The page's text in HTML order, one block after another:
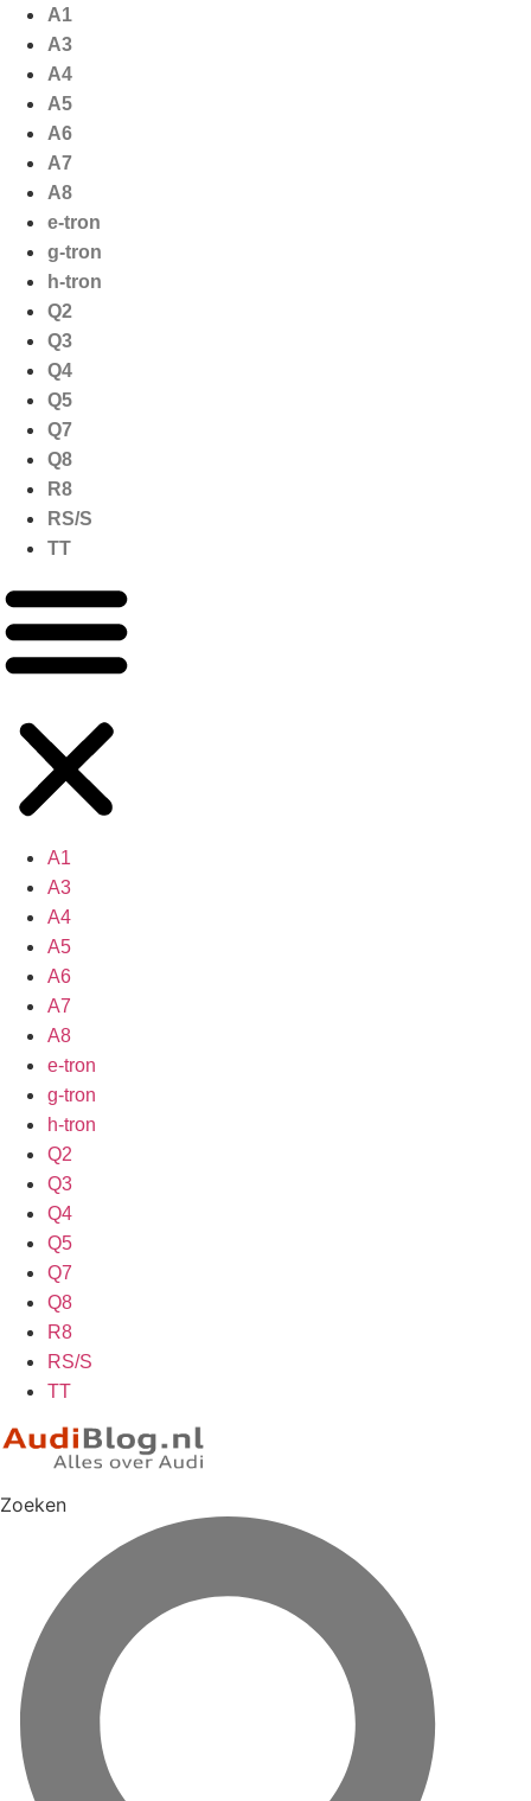
naar
inhoud
A1
A3
A4
A5
A6
A7
A8
e-tron
g-tron
h-tron
Q2
Q3
Q4
Q5
Q7
Q8
R8
RS/S
TT
A1
A3
A4
A5
A6
A7
A8
e-tron
g-tron
h-tron
Q2
Q3
Q4
Q5
Q7
Q8
R8
RS/S
TT
Zoeken